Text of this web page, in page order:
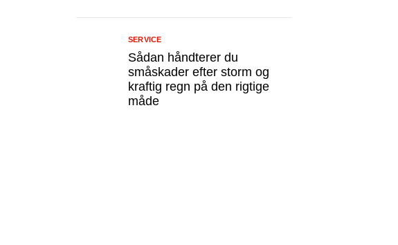
Sådan håndterer du
småskader efter storm og
kraftig regn på den rigtige
måde
SERVICE